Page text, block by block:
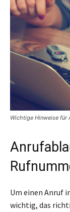
Wichtige Hinweise für
Um einen Anruf
wichtig, das